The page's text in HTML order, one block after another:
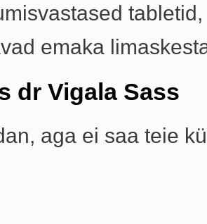
emaka
dr Vigala Sass
aga ei saa teie